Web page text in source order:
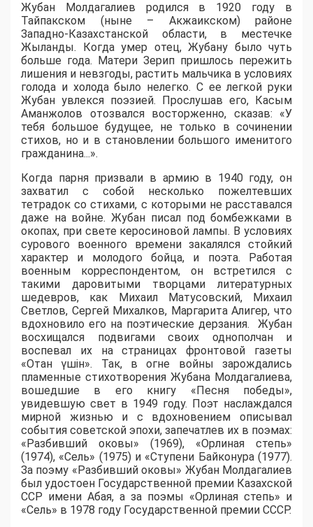
Жубан Молдагалиев родился в 1920 году в
Тайпакском (ныне – Акжаикском) районе
Западно-Казахстанской области, в местечке
Жыланды. Когда умер отец, Жубану было чуть
больше года. Матери Зерип пришлось пережить
лишения и невзгоды, растить мальчика в условиях
голода и холода было нелегко. С ее легкой руки
Жубан увлекся поэзией. Прослушав его, Касым
Аманжолов отозвался восторженно, сказав: «У
тебя большое будущее, не только в сочинении
стихов, но и в становлении большого именитого
гражданина...».
Когда парня призвали в армию в 1940 году, он
захватил с собой несколько пожелтевших
тетрадок со стихами, с которыми не расставался
даже на войне. Жубан писал под бомбежками в
окопах, при свете керосиновой лампы. В условиях
сурового военного времени закалялся стойкий
характер и молодого бойца, и поэта. Работая
военным корреспондентом, он встретился с
такими даровитыми творцами литературных
шедевров, как Михаил Матусовский, Михаил
Светлов, Сергей Михалков, Маргарита Алигер, что
вдохновило его на поэтические дерзания. Жубан
восхищался подвигами своих однополчан и
воспевал их на страницах фронтовой газеты
«Отан үшін». Так, в огне войны зарождались
пламенные стихотворения Жубана Молдагалиева,
вошедшие в его книгу «Песня победы»,
увидевшую свет в 1949 году. Поэт наслаждался
мирной жизнью и с вдохновением описывал
события советской эпохи, запечатлев их в поэмах:
«Разбивший оковы» (1969), «Орлиная степь»
(1974), «Сель» (1975) и «Ступени Байконура (1977).
За поэму «Разбивший оковы» Жубан Молдагалиев
был удостоен Государственной премии Казахской
ССР имени Абая, а за поэмы «Орлиная степь» и
«Сель» в 1978 году Государственной премии СССР.